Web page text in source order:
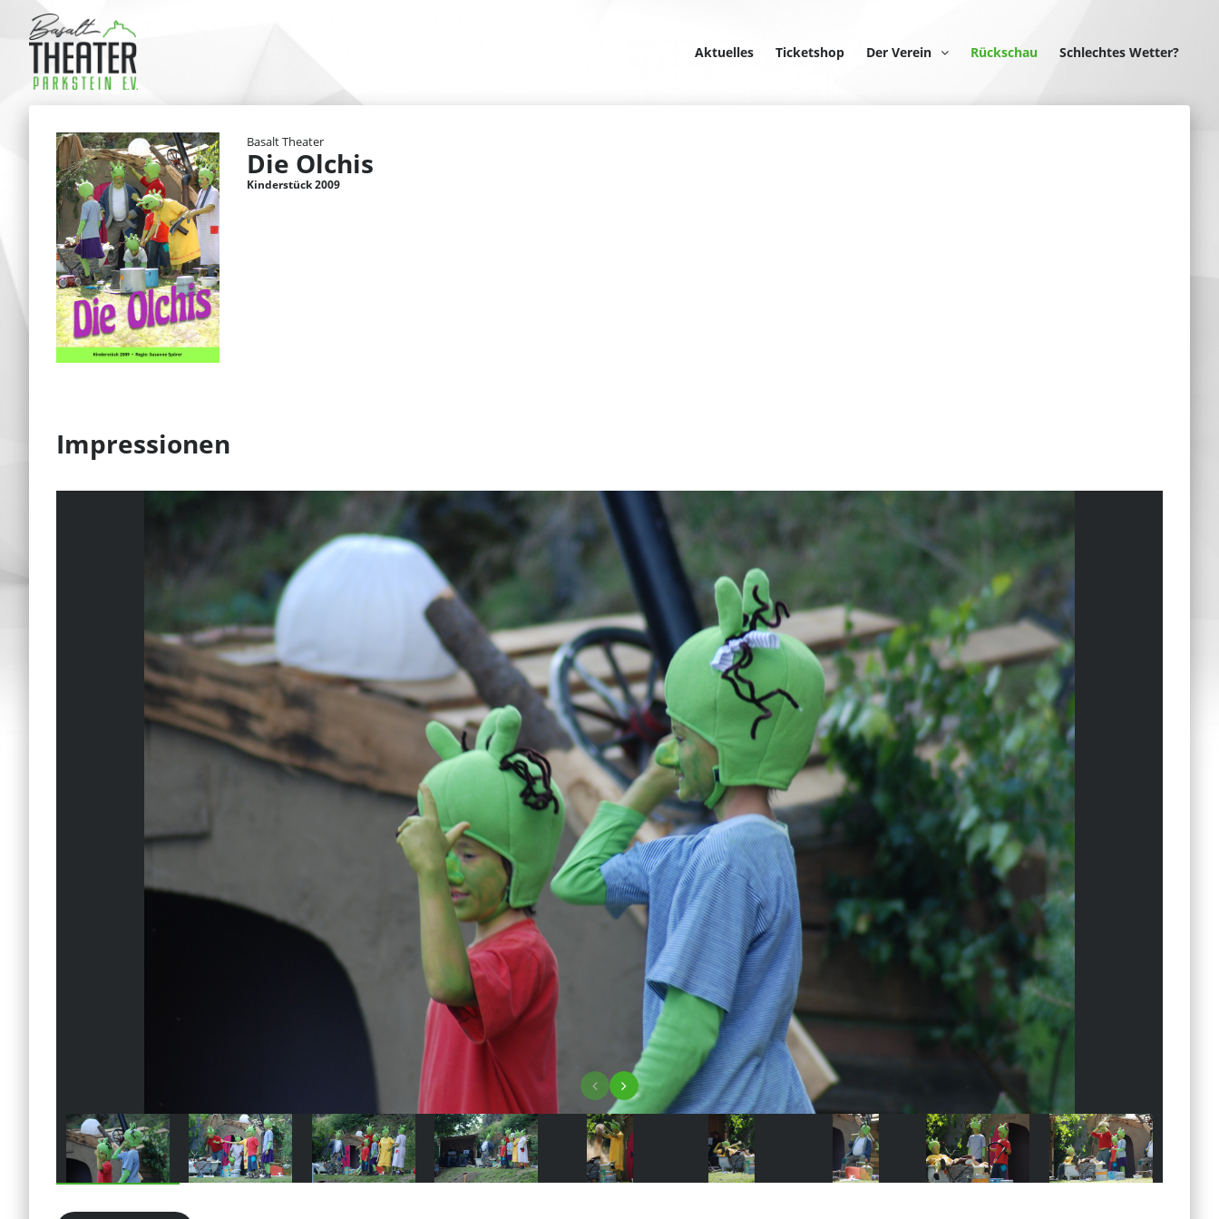
Aktuelles Ticketshop Der Verein Rückschau Schlechtes Wetter?
Basalt Theater
Die Olchis
Kinderstück 2009
Impressionen